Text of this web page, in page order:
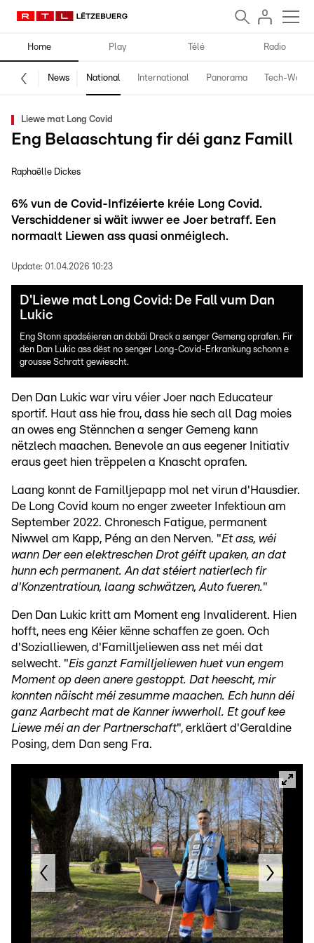
Home Play Télé Radio
News National International Panorama Tech-World
Liewe mat Long Covid
Eng Belaaschtung fir déi ganz Famill
Raphaëlle Dickes
6% vun de Covid-Infizéierte kréie Long Covid.
Verschiddener si wäit iwwer ee Joer betraff. Een
normaalt Liewen ass quasi onméiglech.
Update: 01.04.2026 10:23
D'Liewe mat Long Covid: De Fall vum Dan
Lukic
Eng Stonn spadséieren an dobäi Dreck a senger Gemeng oprafen. Fir
den Dan Lukic ass dëst no senger Long-Covid-Erkrankung schonn e
grousse Schratt gewiescht.
Den Dan Lukic war viru véier Joer nach Educateur
sportif. Haut ass hie frou, dass hie sech all Dag moies
an owes eng Stënnchen a senger Gemeng kann
nëtzlech maachen. Benevole an aus eegener Initiativ
eraus geet hien trëppelen a Knascht oprafen.
Laang konnt de Familljepapp mol net virun d'Hausdier.
De Long Covid koum no enger zweeter Infektioun am
September 2022. Chronesch Fatigue, permanent
Niwwel am Kapp, Péng an den Nerven. "Et ass, wéi
wann Der een elektreschen Drot géift upaken, an dat
hunn ech permanent. An dat stéiert natierlech fir
d'Konzentratioun, laang schwätzen, Auto fueren."
Den Dan Lukic kritt am Moment eng Invaliderent. Hien
hofft, nees eng Kéier kënne schaffen ze goen. Och
d'Sozialliewen, d'Familljeliewen ass net méi dat
selwecht. "Eis ganzt Familljeliewen huet vun engem
Moment op deen anere gestoppt. Dat heescht, mir
konnten näischt méi zesumme maachen. Ech hunn déi
ganz Aarbecht mat de Kanner iwwerholl. Et gouf kee
Liewe méi an der Partnerschaft", erkläert d'Geraldine
Posing, dem Dan seng Fra.